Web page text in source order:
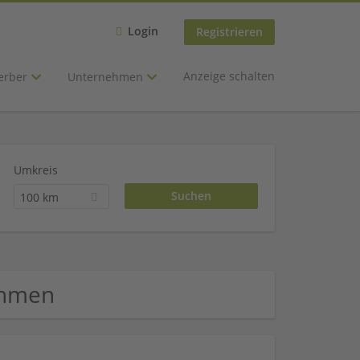
Login Registrieren
Unternehmen Anzeige schalten
Umkreis
100 km